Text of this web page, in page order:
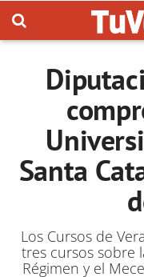
Santa
Los Cursos de
tres cursos sobre
Régimen y el